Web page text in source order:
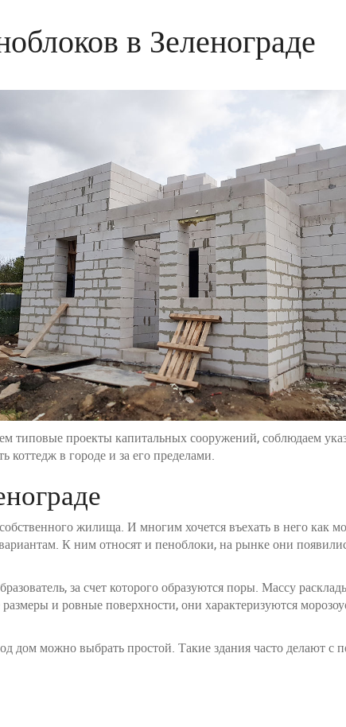
в Зеленограде
типовые проекты капитальных сооружений, соблюдаем
в городе и за его пределами.
жилища. И многим хочется въехать в него как
К ним относят и пеноблоки, на рынке они
за счет которого образуются поры. Массу
и ровные поверхности, они характеризуются
дом можно выбрать простой. Такие здания часто делают с